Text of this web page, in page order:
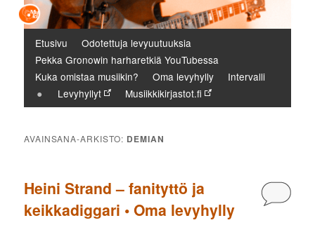
Päävalikko
Etusivu
Odotettuja levyuutuuksia
Pekka Gronowin harharetkiä YouTubessa
Kuka omistaa musiikin?
Oma levyhylly
Intervalli
Levyhyllyt
Musiikkikirjastot.fi
AVAINSANA-ARKISTO: DEMIAN
Heini Strand – fanityttö ja
keikkadiggari • Oma levyhylly